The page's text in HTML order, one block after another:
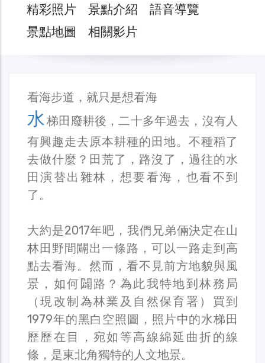
精彩照片 景點介紹
語音導覽
景點地圖
相關影片
看海步道，就只是想看海
水梯田廢耕後，二十多年過去，沒有人
有興趣走去原本耕種的田地。不種稻了
去做什麼？田荒了，路沒了，過往的水
田演替出雜林，想要看海，也看不到
了。
大約是2017年吧，我們兄弟倆決定在山
林田野間闢出一條路，可以一路走到高
點去看海。然而，看不見前方地貌與風
景，如何闢路？為此我特地到林務局
（現改制為林業及自然保育署）買到
1979年的黑白空照圖，照片中的水梯田
歷歷在目，宛如等高線綿延曲折的線
條，是東北角獨特的人文地景。